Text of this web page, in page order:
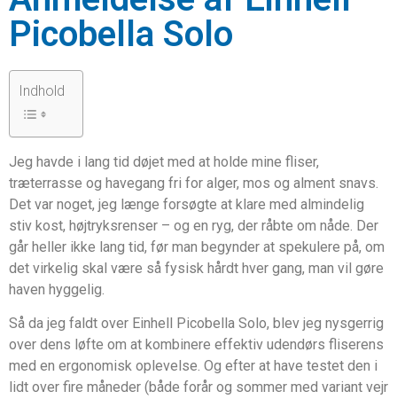
Picobella Solo
Indhold
Jeg havde i lang tid døjet med at holde mine fliser,
træterrasse og havegang fri for alger, mos og alment snavs.
Det var noget, jeg længe forsøgte at klare med almindelig
stiv kost, højtryksrenser – og en ryg, der råbte om nåde. Der
går heller ikke lang tid, før man begynder at spekulere på, om
det virkelig skal være så fysisk hårdt hver gang, man vil gøre
haven hyggelig.
Så da jeg faldt over Einhell Picobella Solo, blev jeg nysgerrig
over dens løfte om at kombinere effektiv udendørs fliserens
med en ergonomisk oplevelse. Og efter at have testet den i
lidt over fire måneder (både forår og sommer med variant vejr